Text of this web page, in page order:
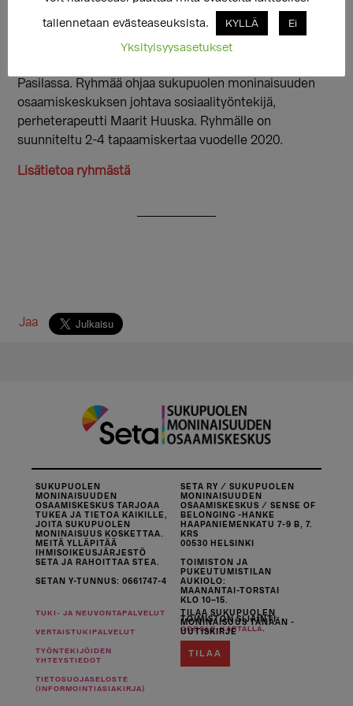
Vuoden ensimmäinen tapaaminen järjestetään
Pasilassa. Ryhmää ohjaa sukupuolen moninaisuuden
osaamiskeskuksen johtava sosiaalityöntekijä,
perheterapeutti Maarit Huuska. Ryhmälle on
suunniteltu 2-4 tapaamiskertaa vuodelle 2020.
Lisätietoa ryhmästä
Jaa
SUKUPUOLEN
MONINAISUUDEN
OSAAMISKESKUS TARJOAA
TUKEA JA TIETOA KAIKILLE,
JOITA SUKUPUOLEN
MONINAISUUS KOSKETTAA.
MEITÄ YLLÄPITÄÄ
IHMISOIKEUSJÄRJESTÖ
SETA JA RAHOITTAA STEA.
SETAN Y-TUNNUS: 0661747-4
SETA RY / SUKUPUOLEN
MONINAISUUDEN
OSAAMISKESKUS / SENSE OF
BELONGING -HANKE
HAAPANIEMENKATU 7-9 B, 7.
KRS
00530 HELSINKI
TOIMISTON JA
PUKEUTUMISTILAN
AUKIOLO:
MAANANTAI-TORSTAI
KLO 10–15.
TOIMISTON SIJAINTI
GOOGLE-KARTALLA
TUKI- JA NEUVONTAPALVELUT
VERTAISTUKIPALVELUT
TYÖNTEKIJÖIDEN
YHTEYSTIEDOT
TIETOSUOJASELOSTE
(INFORMOINTIASIAKIRJA)
TILAA SUKUPUOLEN
MONINAISUUS TÄNÄÄN -
UUTISKIRJE
TILAA
tallennetaan evästeaseuksista. KYLLÄ Ei
Yksityisyysasetukset